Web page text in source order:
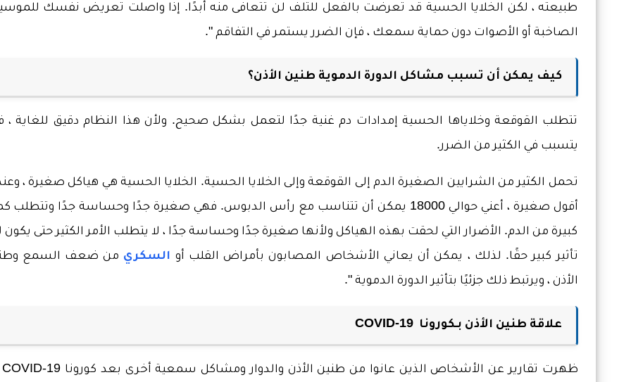
طبيعته ، لكن الخلايا الحسية قد تعرضت بالفعل للتلف لن تتعافى منه أبدًا. إذا واصلت تعريض نفسك
الصاخبة أو الأصوات دون حماية سمعك ، فإن الضرر يستمر في التفاقم ".
كيف يمكن أن تسبب مشاكل الدورة الدموية طنين الأذن؟
تتطلب القوقعة وخلاياها الحسية إمدادات دم غنية جدًا لتعمل بشكل صحيح. ولأن هذا النظام دقيق للغاية ،
يتسبب في الكثير من الضرر.
تحمل الكثير من الشرايين الصغيرة الدم إلى القوقعة وإلى الخلايا الحسية. الخلايا الحسية هي هياكل صغيرة ،
أقول صغيرة ، أعني حوالي 18000 يمكن أن تتناسب مع رأس الدبوس. فهي صغيرة جدًا وحساسة جدًا وتتطلب
كبيرة من الدم. الأضرار التي لحقت بهذه الهياكل ولأنها صغيرة جدًا وحساسة جدًا ، لا يتطلب الأمر الكثير حتى يكون
تأثير كبير حقًا. لذلك ، يمكن أن يعاني الأشخاص المصابون بأمراض القلب أو السكري من ضعف السمع
الأذن ، ويرتبط ذلك جزئيًا بتأثير الدورة الدموية ".
علاقة طنين الأذن بـكورونا COVID-19
ظهرت تقارير عن الأشخاص الذين عانوا من طنين الأذن والدوار ومشاكل سمعية أخرى بعد كورونا